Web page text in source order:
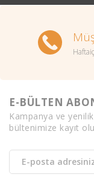
E-BÜLTEN
Kampanya ve
bültenimize kayıt